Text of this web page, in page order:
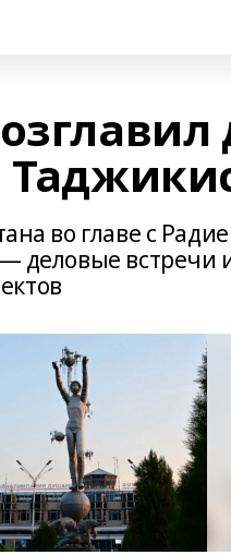
во главе с
деловые встречи